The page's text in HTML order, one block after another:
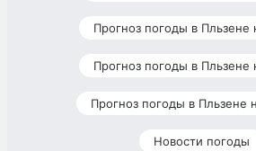
Прогноз погоды в Пльзене
Прогноз погоды в Пльзене
Прогноз погоды в Пльзене
Новости погоды